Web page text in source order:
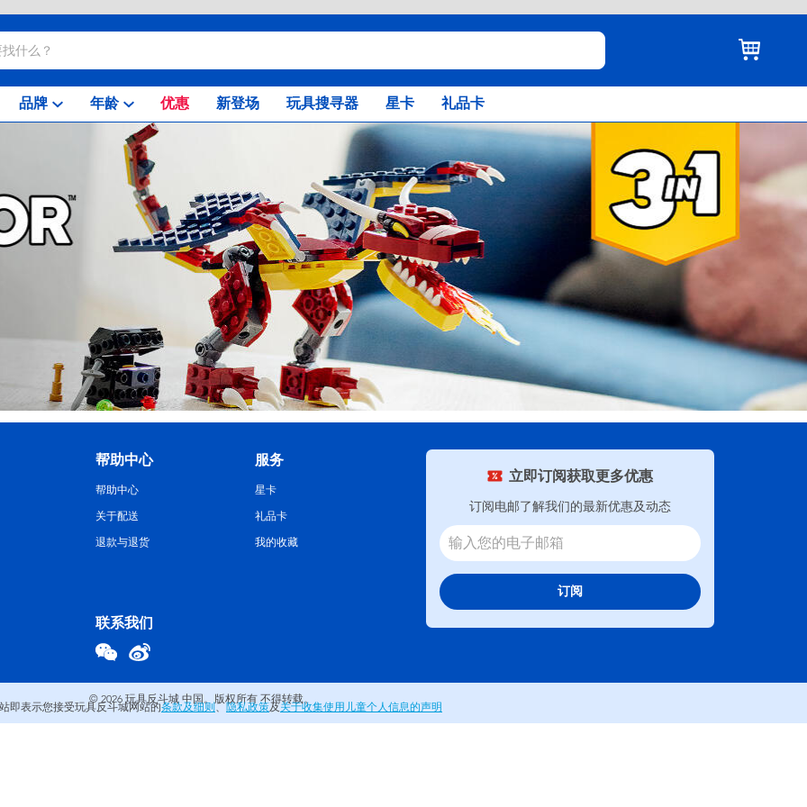
品牌 年龄 优惠 新登场 玩具搜寻器 星卡 礼品卡
立即订阅获取更多优惠
订阅电邮了解我们的最新优惠及动态
订阅
联系我们
帮助中心
帮助中心
关于配送
退款与退货
服务
星卡
礼品卡
我的收藏
© 2026 玩具反斗城 中国。版权所有 不得转载。
即表示您接受玩具反斗城网站的条款及细则、隐私政策及关于收集使用儿童个人信息的声明